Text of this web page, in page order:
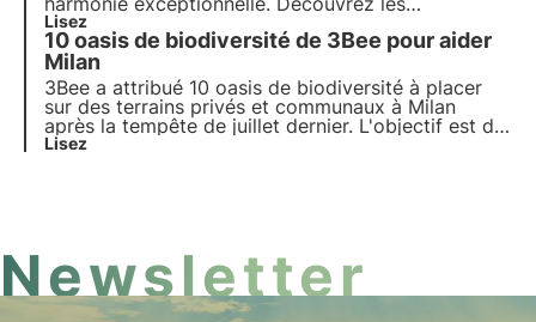
technologies de pointe de 3Bee et leur rôle
fondamental dans la régénération des
écosystèmes et de la biodiversité au sein des
Oasis.
Lisez
10 oasis de biodiversité de 3Bee pour aider
Milan
3Bee a attribué 10 oasis de biodiversité à placer
sur des terrains privés et communaux à Milan
après la tempête de juillet dernier. L'objectif est de
créer des habitats urbains méthodiquement
Lisez
Newsletter